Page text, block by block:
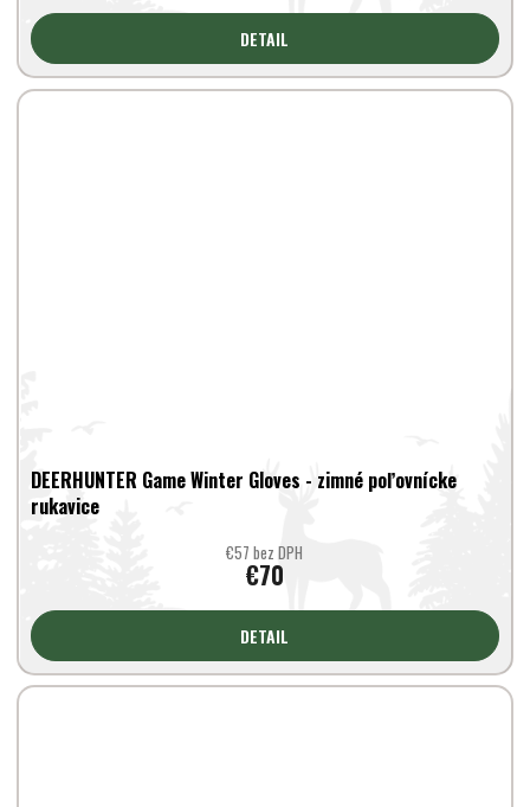
DETAIL
DEERHUNTER Game Winter Gloves - zimné poľovnícke
rukavice
€57 bez DPH
€70
DETAIL